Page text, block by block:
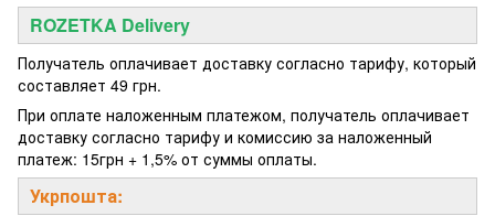
ROZETKA Delivery
Получатель оплачивает доставку согласно тарифу, который
составляет 49 грн.
При оплате наложенным платежом, получатель оплачивает
доставку согласно тарифу и комиссию за наложенный
платеж: 15грн + 1,5% от суммы оплаты.
Укрпошта: